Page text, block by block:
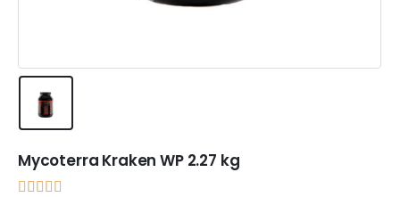
Mycoterra Kraken WP 2.27 kg